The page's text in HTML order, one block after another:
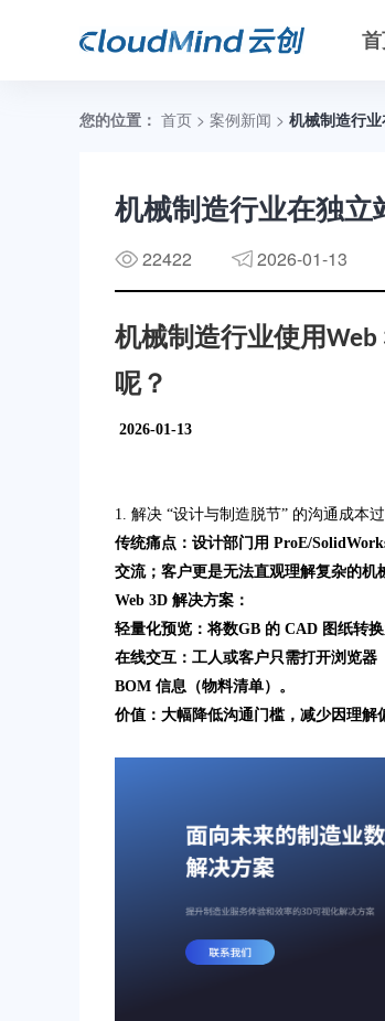
您的位置： 首页 > 案例新闻 > 机械制造行
机械制造行业在独
22422 2026-01-13
机械制造行业使用Web
呢？
2026-01-13
1. 解决 “设计与制造脱节” 的沟通成本
传统痛点：设计部门用 ProE/
交流；客户更是无法直观理解复杂的机
Web 3D 解决方案：
轻量化预览：将数GB 的 CAD 图纸转换
在线交互：工人或客户只需打开浏览
BOM 信息（物料清单）。
价值：大幅降低沟通门槛，减少因理解